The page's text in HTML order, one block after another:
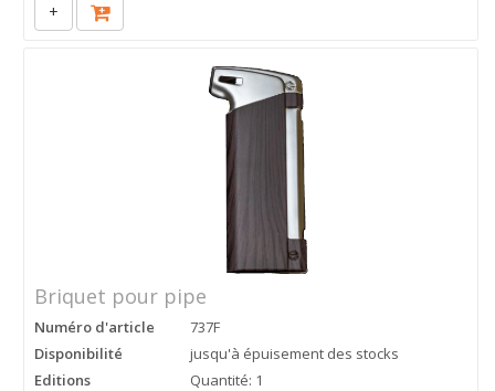
+
Briquet pour pipe
Numéro d'article
737F
Disponibilité
jusqu'à épuisement des stocks
Editions
Quantité: 1